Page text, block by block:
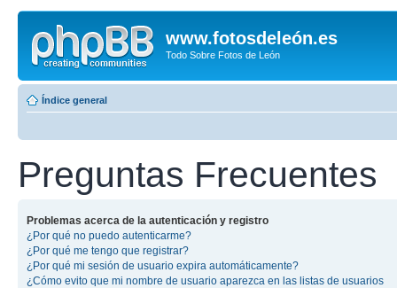
www.fotosdeleón.es
Todo Sobre Fotos de León
Índice general
Preguntas Frecuentes
Problemas acerca de la autenticación y registro
¿Por qué no puedo autenticarme?
¿Por qué me tengo que registrar?
¿Por qué mi sesión de usuario expira automáticamente?
¿Cómo evito que mi nombre de usuario aparezca en las listas de usuarios